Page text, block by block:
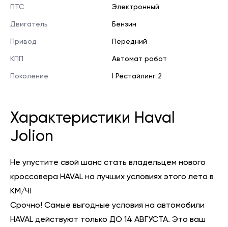
ПТС Электронный
Двигатель Бензин
Привод Передний
КПП Автомат робот
Поколение I Рестайлинг 2
Характеристики Haval
Jolion
Не упустите свой шанс стать владельцем нового
кроссовера HAVAL на лучших условиях этого лета в
КМ/Ч!
Срочно! Самые выгодные условия на автомобили
HAVAL действуют только ДО 14 АВГУСТА. Это ваш